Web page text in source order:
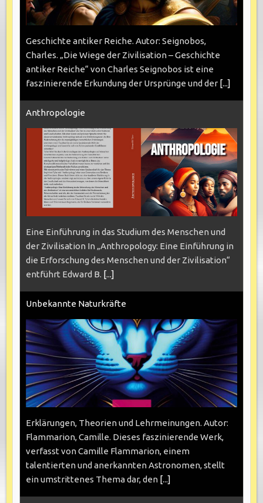
Geschichte antiker Reiche. Autor: Seignobos,
Charles. „Die Wiege der Zivilisation – Geschichte
antiker Reiche“ von Charles Seignobos ist eine
faszinierende Erkundung der Ursprünge und der [...]
Anthropologie
Eine Einführung in das Studium des Menschen und
der Zivilisation In „Anthropology: Eine Einführung in
die Erforschung des Menschen und der Zivilisation“
entführt Edward B. [...]
Unbekannte Naturkräfte
Erklärungen, Theorien und Lehrmeinungen. Autor:
Flammarion, Camille. Dieses faszinierende Werk,
verfasst von Camille Flammarion, einem
talentierten und anerkannten Astronomen, stellt
ein umstrittenes Thema dar, den [...]